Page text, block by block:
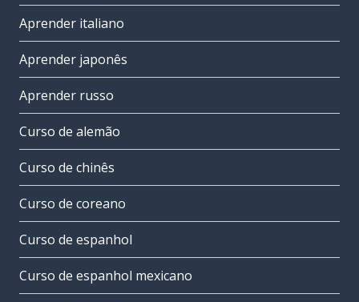
Aprender italiano
Aprender japonês
Aprender russo
Curso de alemão
Curso de chinês
Curso de coreano
Curso de espanhol
Curso de espanhol mexicano